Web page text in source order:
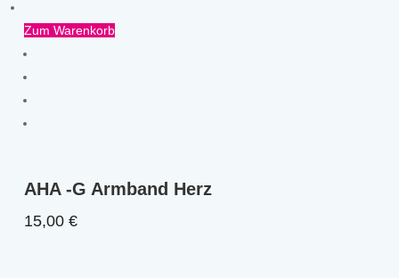
Zum Warenkorb
AHA -G Armband Herz
15,00€